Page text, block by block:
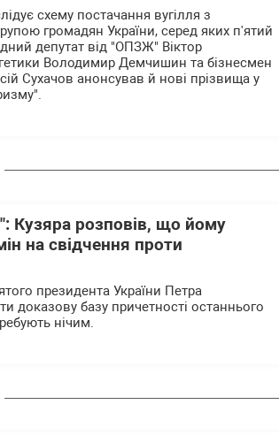
схему постачання вугілля з
громадян України, серед яких п'ятий
депутат від "ОПЗЖ" Віктор
Володимир Демчишин та бізнесмен
Сухачов анонсував й нові прізвища у
Кузяра розповів, що йому
на свідчення проти
президента України Петра
доказову базу причетності останнього
нічим.